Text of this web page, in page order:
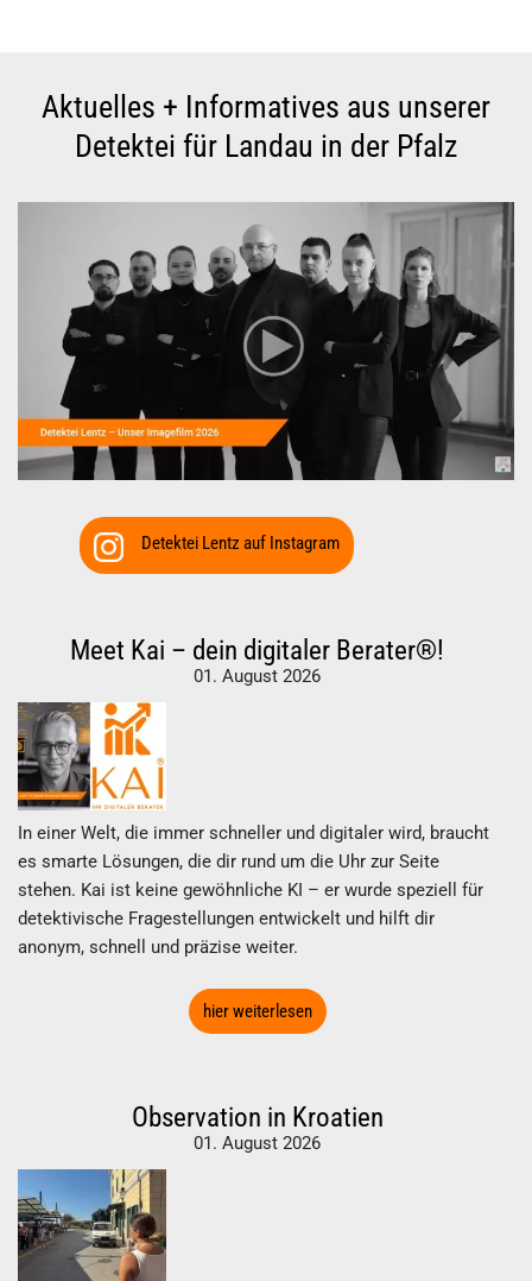
Detektei Lentz auf Instagram
Meet Kai – dein digitaler Berater®!
01. August 2026
In einer Welt, die immer schneller und digitaler wird, braucht
es smarte Lösungen, die dir rund um die Uhr zur Seite
stehen. Kai ist keine gewöhnliche KI – er wurde speziell für
detektivische Fragestellungen entwickelt und hilft dir
anonym, schnell und präzise weiter.
hier weiterlesen
Observation in Kroatien
01. August 2026